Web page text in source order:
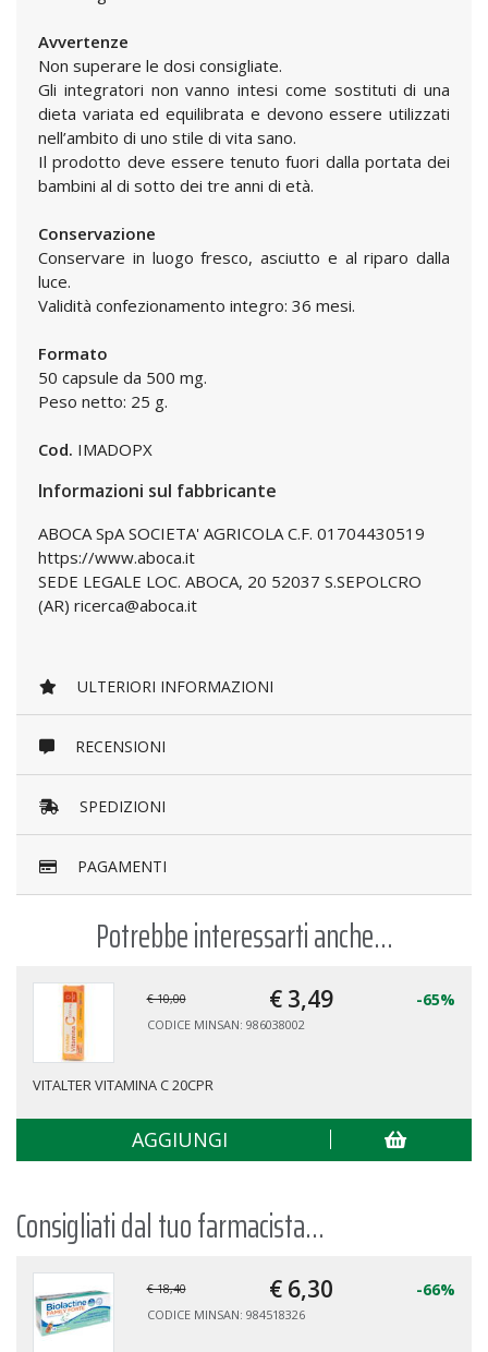
Avvertenze
Non superare le dosi consigliate.
Gli integratori non vanno intesi come sostituti di una
dieta variata ed equilibrata e devono essere utilizzati
nell’ambito di uno stile di vita sano.
Il prodotto deve essere tenuto fuori dalla portata dei
bambini al di sotto dei tre anni di età.
Conservazione
Conservare in luogo fresco, asciutto e al riparo dalla
luce.
Validità confezionamento integro: 36 mesi.
Formato
50 capsule da 500 mg.
Peso netto: 25 g.
Cod. IMADOPX
Informazioni sul fabbricante
ABOCA SpA SOCIETA' AGRICOLA C.F. 01704430519
https://www.aboca.it
SEDE LEGALE LOC. ABOCA, 20 52037 S.SEPOLCRO
(AR) ricerca@aboca.it
ULTERIORI INFORMAZIONI
RECENSIONI
SPEDIZIONI
PAGAMENTI
Potrebbe interessarti anche...
€ 10,00 € 3,49 -65%
CODICE MINSAN: 986038002
VITALTER VITAMINA C 20CPR
AGGIUNGI
Consigliati dal tuo farmacista...
€ 18,40 € 6,30 -66%
CODICE MINSAN: 984518326